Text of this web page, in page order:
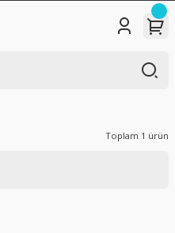
Toplam 1 ürün